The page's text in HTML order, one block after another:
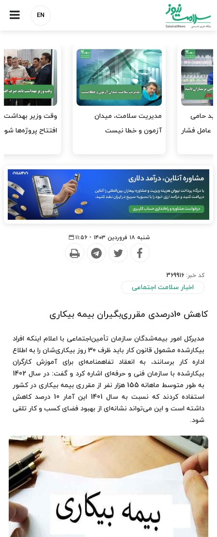
EN
وقت وزیر بهداشت باید صرف
افتتاح پروژه‌ها شود؟
واردات دارو و کالاهای اساسی
باید در اولویت تخصیص ارز
شنبه ۱۸ فروردین ۱۴۰۳ - ۱۱:۵۶
کد خبر: 369916
اخبار سلامت اجتماعی
کاهش 10‌درصدی مقرری‌بگیران بیمه بیکاری
مدیرکل امور بیمه‌شدگان سازمان تأمین‌اجتماعی با اعلام اینکه افراد
بیکارشده مشمول قانون کار باید ظرف 30 روز بیکاری‌شان را به اطلاع
اداره کار برسانند، به انعقاد تفاهمنامه‌ای برای آموزش کارگران
بیکارشده با سازمان فنی و حرفه‌ای اشاره کرد و گفت: در سال 1402
به طور متوسط ماهانه 155 هزار نفر از مقرری بیمه بیکاری در کشور
استفاده کردند که نسبت به سال 1401 این آمار 10 درصد کاهش
داشته است و این می‌تواند نشانه‌ای از بهبود فضای کسب و کار تلقی
شود.